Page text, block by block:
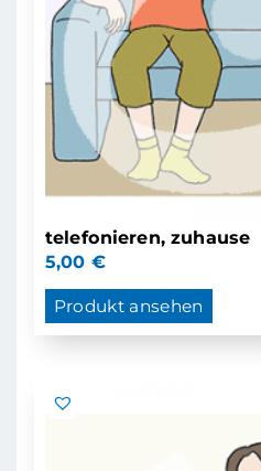
telefonieren, zuhause
5,00 €
Produkt ansehen